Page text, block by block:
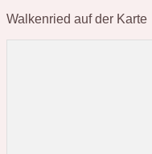
Walkenried auf der Karte